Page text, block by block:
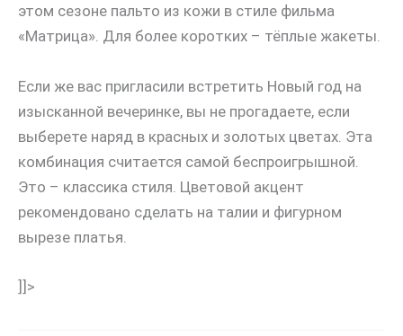
этом сезоне пальто из кожи в стиле фильма
«Матрица». Для более коротких – тёплые жакеты.
Если же вас пригласили встретить Новый год на
изысканной вечеринке, вы не прогадаете, если
выберете наряд в красных и золотых цветах. Эта
комбинация считается самой беспроигрышной.
Это – классика стиля. Цветовой акцент
рекомендовано сделать на талии и фигурном
вырезе платья.
]]>